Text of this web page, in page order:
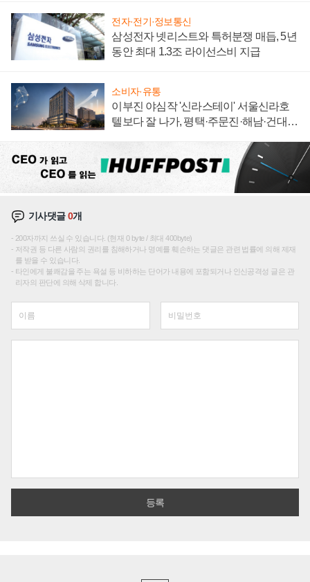
전자·전기·정보통신
삼성전자 넷리스트와 특허분쟁 매듭, 5년
동안 최대 1.3조 라이선스비 지급
소비자·유통
이부진 야심작 '신라스테이' 서울신라호
텔보다 잘 나가, 평택·주문진·해남·건대로
기사댓글0개
200자까지 쓰실 수 있습니다. (현재 0 byte / 최대 400byte)
저작권 등 다른 사람의 권리를 침해하거나 명예를 훼손하는 댓글은 관련 법률에 의해 제재
를 받을 수 있습니다.
타인에게 불쾌감을 주는 욕설 등 비하하는 단어가 내용에 포함되거나 인신공격성 글은 관
리자의 판단에 의해 삭제 합니다.